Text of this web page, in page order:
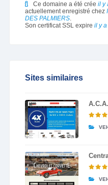
Ce domaine a été crée il y
actuellement enregistré chez
DES PALMIERS.
Son certificat SSL expire il y
Sites similaires